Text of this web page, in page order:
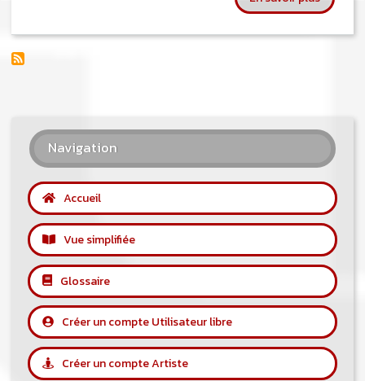
Navigation
Accueil
Vue simplifiée
Glossaire
Créer un compte Utilisateur libre
Créer un compte Artiste